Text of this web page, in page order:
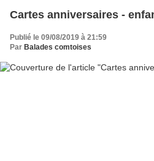
Cartes anniversaires -
Publié le 09/08/2019 à 21:59
Par Balades comtoises